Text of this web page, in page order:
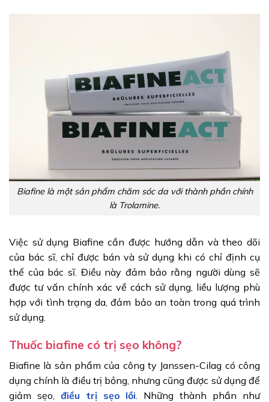
Biafine là một sản phẩm chăm sóc da với thành phần chính
là Trolamine.
Việc sử dụng Biafine cần được hướng dẫn và theo dõi
của bác sĩ, chỉ được bán và sử dụng khi có chỉ định cụ
thể của bác sĩ. Điều này đảm bảo rằng người dùng sẽ
được tư vấn chính xác về cách sử dụng, liều lượng phù
hợp với tình trạng da, đảm bảo an toàn trong quá trình
sử dụng.
Thuốc biafine có trị sẹo không?
Biafine là sản phẩm của công ty Janssen-Cilag có công
dụng chính là điều trị bỏng, nhưng cũng được sử dụng để
giảm sẹo,
điều trị sẹo lồi . Những thành phần như